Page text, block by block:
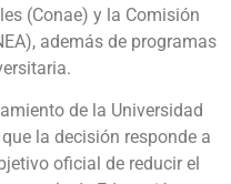
(Conae) y la Comisión
además de programas
de la Universidad
la decisión responde a
oficial de reducir el